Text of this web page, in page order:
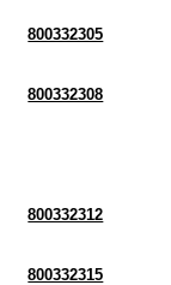
800332305
800332308
800332312
800332315